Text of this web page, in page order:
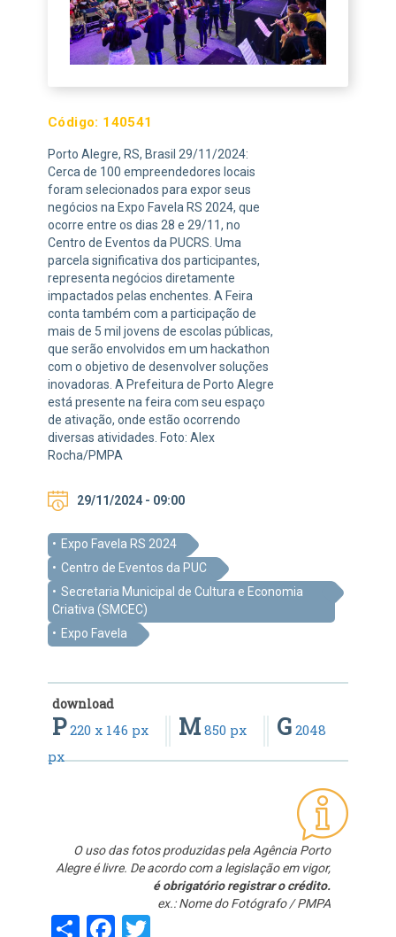
Código: 140541
Porto Alegre, RS, Brasil 29/11/2024:
Cerca de 100 empreendedores locais
foram selecionados para expor seus
negócios na Expo Favela RS 2024, que
ocorre entre os dias 28 e 29/11, no
Centro de Eventos da PUCRS. Uma
parcela significativa dos participantes,
representa negócios diretamente
impactados pelas enchentes. A Feira
conta também com a participação de
mais de 5 mil jovens de escolas públicas,
que serão envolvidos em um hackathon
com o objetivo de desenvolver soluções
inovadoras. A Prefeitura de Porto Alegre
está presente na feira com seu espaço
de ativação, onde estão ocorrendo
diversas atividades. Foto: Alex
Rocha/PMPA
29/11/2024 - 09:00
Expo Favela RS 2024
Centro de Eventos da PUC
Secretaria Municipal de Cultura e Economia
Criativa (SMCEC)
Expo Favela
download
P220 x 146 px M 850 px G 2048
px
O uso das fotos produzidas pela Agência Porto
Alegre é livre. De acordo com a legislação em vigor,
é obrigatório registrar o crédito.
ex.: Nome do Fotógrafo / PMPA
ShareFacebook